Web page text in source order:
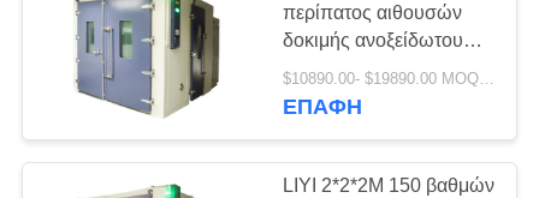
περίπατος αιθουσών
δοκιμής ανοξείδωτου
στο δωμάτιο υγρασίας
θερμοκρασίας
ΕΠΑΦΉ
LIYI 2*2*2M 150 βαθμών